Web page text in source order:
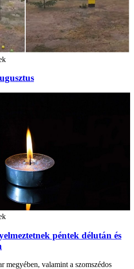
péntek délután és
megyében, valamint a szomszédos